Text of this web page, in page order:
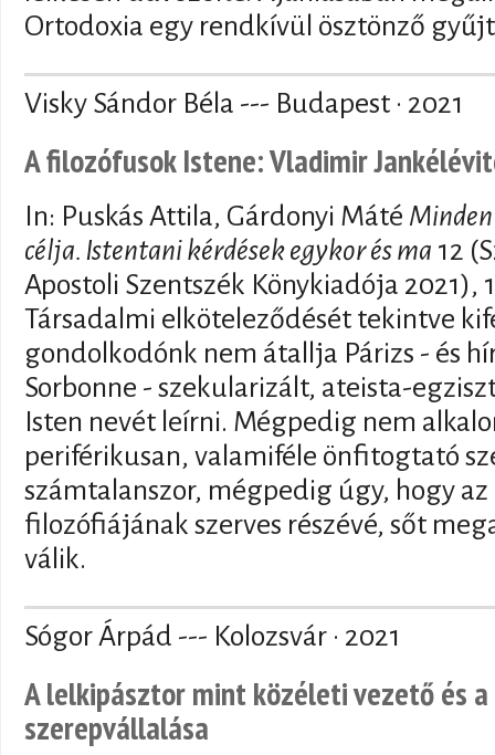
Ortodoxia egy rendkívül ösztönző
Visky Sándor Béla --- Budapest · 2021
A filozófusok Istene: Vladimir
In: Puskás Attila, Gárdonyi Máté Minden
célja. Istentani kérdések egykor és ma 12
Apostoli Szentszék Könykiadója 2021),
Társadalmi elköteleződését tekintve
gondolkodónk nem átallja Párizs - és
Sorbonne - szekularizált, ateista-
Isten nevét leírni. Mégpedig nem
periférikusan, valamiféle önfitogtató
számtalanszor, mégpedig úgy, hogy
filozófiájának szerves részévé, sőt
válik.
Sógor Árpád --- Kolozsvár · 2021
A lelkipásztor mint közéleti vezető és
szerepvállalása